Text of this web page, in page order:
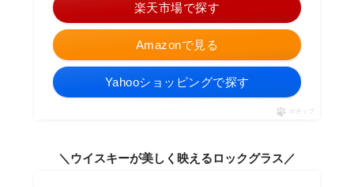
Amazonで見る
楽天市場で探す
Yahooショッピングで探す
ポチップ
＼ウイスキーが美しく映えるロックグラス／